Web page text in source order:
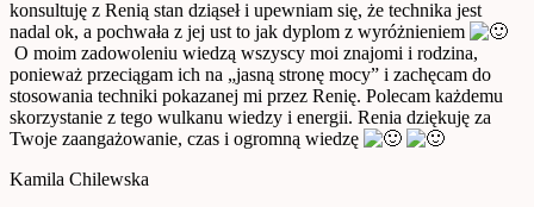
konsultuję z Renią stan dziąseł i upewniam się, że technika jest
nadal ok, a pochwała z jej ust to jak dyplom z wyróżnieniem
O moim zadowoleniu wiedzą wszyscy moi znajomi i rodzina,
ponieważ przeciągam ich na „jasną stronę mocy” i zachęcam do
stosowania techniki pokazanej mi przez Renię. Polecam każdemu
skorzystanie z tego wulkanu wiedzy i energii. Renia dziękuję za
Twoje zaangażowanie, czas i ogromną wiedzę
Kamila Chilewska